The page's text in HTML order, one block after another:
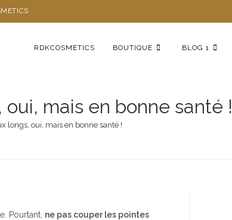
RDKCOSMETICS BOUTIQUE BLOG 1
mais en bonne santé !
longs, oui, mais en bonne santé !
Pourtant, ne pas couper les pointes